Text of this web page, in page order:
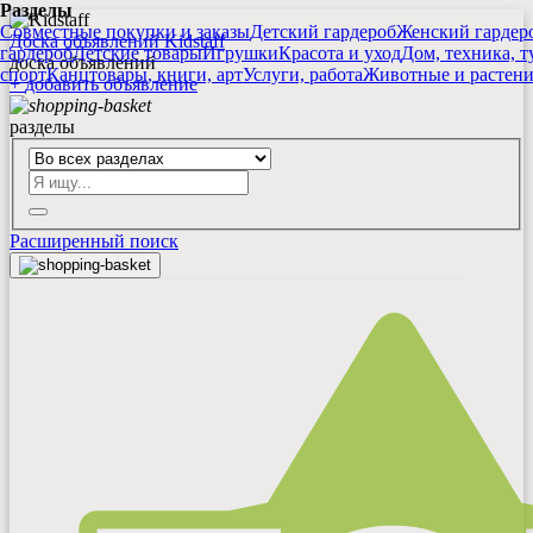
Разделы
Совместные покупки и заказыДетский гардеробЖенский
гардеробДетские товарыИгрушкиКрасота и уходДом, техника,
спортКанцтовары, книги, артУслуги, работаЖивотные и
Доска объявлений Kidstaff
доска объявлений
+добавитьобъявление
разделы
Расширенный поиск